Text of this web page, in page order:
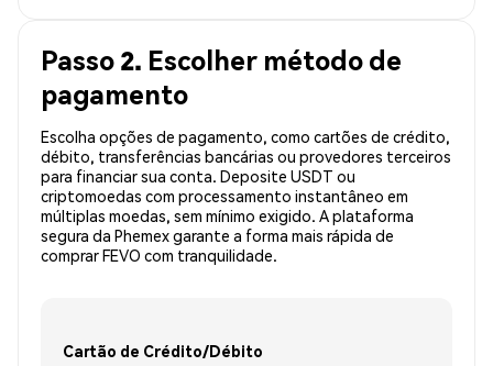
Passo 2. Escolher método de
pagamento
Escolha opções de pagamento, como cartões de crédito,
débito, transferências bancárias ou provedores terceiros
para financiar sua conta. Deposite USDT ou
criptomoedas com processamento instantâneo em
múltiplas moedas, sem mínimo exigido. A plataforma
segura da Phemex garante a forma mais rápida de
comprar FEVO com tranquilidade.
Cartão de Crédito/Débito